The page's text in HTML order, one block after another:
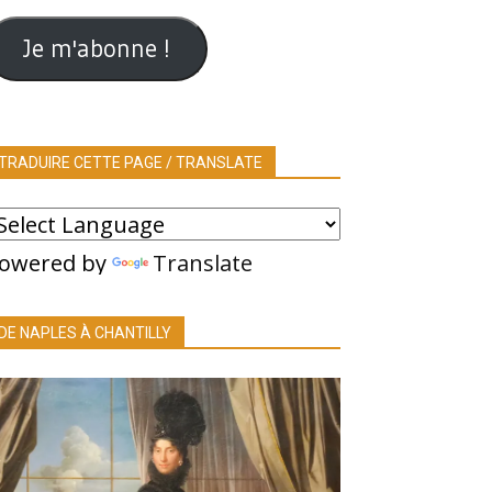
Je m'abonne !
CETTE PAGE / TRANSLATE
by Translate
NAPLES À CHANTILLY